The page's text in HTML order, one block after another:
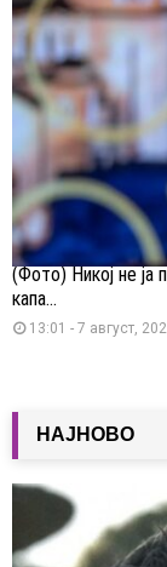
(Фото) Никој не ја
капа...
13:01 - 7 август,
НАЈНОВО